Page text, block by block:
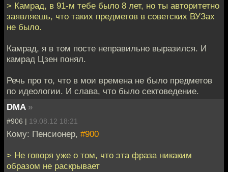
> Камрад, в 91-м тебе было 8 лет, но ты авторитетно
заявляешь, что таких предметов в советских ВУЗах
не было.
Камрад, я в том посте неправильно выразился. И
камрад Цзен понял.
Речь про то, что в мои времена не было предметов
по идеологии. И слава, что было сектоведение.
DMA »
#906 | 19.08.12 18:21
Кому: Пенсионер, #900
> Не говоря уже о том, что эта фраза никаким
образом не раскрывает